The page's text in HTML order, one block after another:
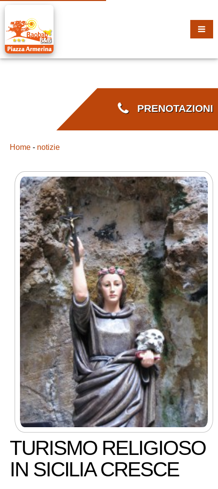
PRENOTAZIONI
Home - notizie
TURISMO RELIGIOSO
IN SICILIA CRESCE